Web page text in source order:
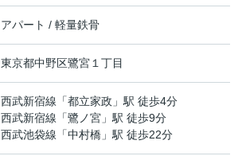
アパート / 軽量鉄骨
東京都中野区鷺宮 １丁目
西武新宿線 「都立家政 」駅 徒歩4分
西武新宿線 「鷺ノ宮 」駅 徒歩9分
西武池袋線 「中村橋 」駅 徒歩22分